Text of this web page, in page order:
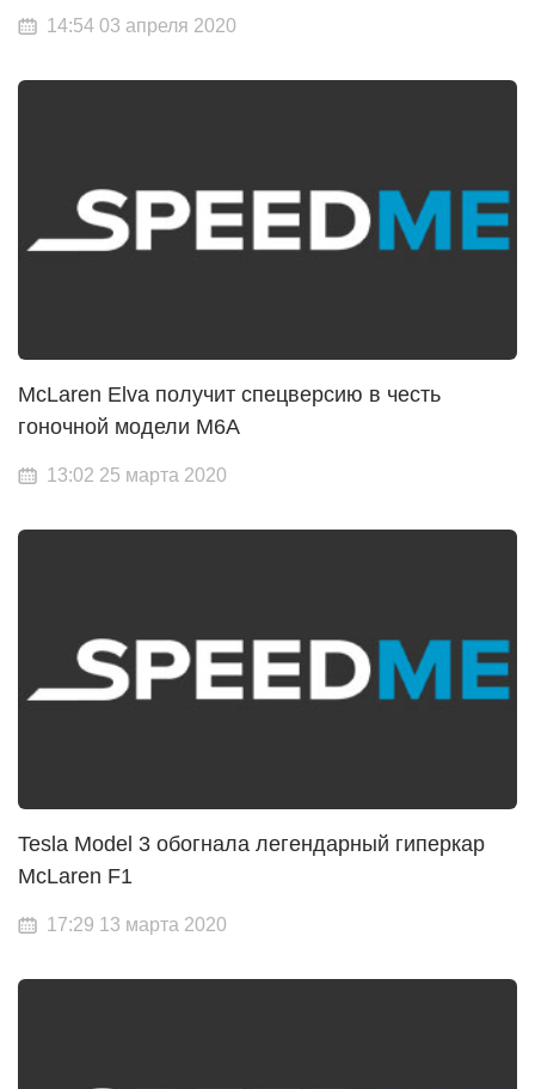
14:54 03 апреля 2020
McLaren Elva получит спецверсию в честь
гоночной модели M6A
13:02 25 марта 2020
Tesla Model 3 обогнала легендарный гиперкар
McLaren F1
17:29 13 марта 2020